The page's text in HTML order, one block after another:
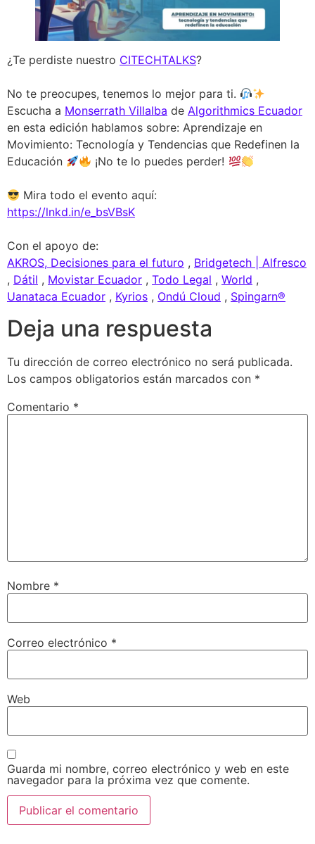
¿Te perdiste nuestro CITECHTALKS?
No te preocupes, tenemos lo mejor para ti.
Escucha a Monserrath Villalba de Algorithmics Ecuador
en esta edición hablamos sobre: Aprendizaje en
Movimiento: Tecnología y Tendencias que Redefinen la
Educación
¡No te lo puedes perder!
Mira todo el evento aquí:
https://lnkd.in/e_bsVBsK
Con el apoyo de:
AKROS, Decisiones para el futuro , Bridgetech | Alfresco
, Dátil , Movistar Ecuador , Todo Legal , World ,
Uanataca Ecuador , Kyrios , Ondú Cloud , Spingarn®
Deja una respuesta
Tu dirección de correo electrónico no será publicada.
Los campos obligatorios están marcados con *
Comentario *
Nombre *
Correo electrónico *
Web
Guarda mi nombre, correo electrónico y web en este
navegador para la próxima vez que comente.